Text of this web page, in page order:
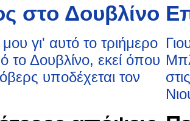
στο Δουβλίνο
γι' αυτό το τριήμερο
το Δουβλίνο, εκεί όπου
υποδέχεται τον